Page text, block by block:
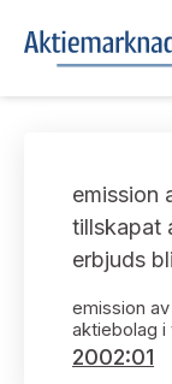
Om oss
Vårt uppdrag
UTTALANDEN
Om nämndens
TAKEOVER-
Takeover-
AKTUELLT
emission
tillskapat
erbjuds
emission
aktiebolag i
2002:01